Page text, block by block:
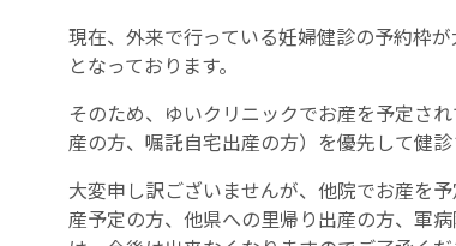
現在、外来で行っている妊婦健診の予約枠
となっております。
そのため、ゆいクリニックでお産を予定さ
産の方、嘱託自宅出産の方）を優先して健診
大変申し訳ございませんが、他院でお産を
産予定の方、他県への里帰り出産の方、軍
妊
母